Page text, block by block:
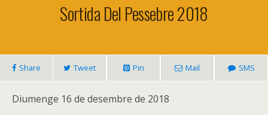
Sortida Del Pessebre 2018
Share Tweet Pin Mail SMS
Diumenge 16 de desembre de 2018